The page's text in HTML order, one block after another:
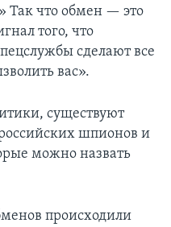
Так что обмен — это
того, что
сделают все
вас».
существуют
шпионов и
можно назвать
происходили